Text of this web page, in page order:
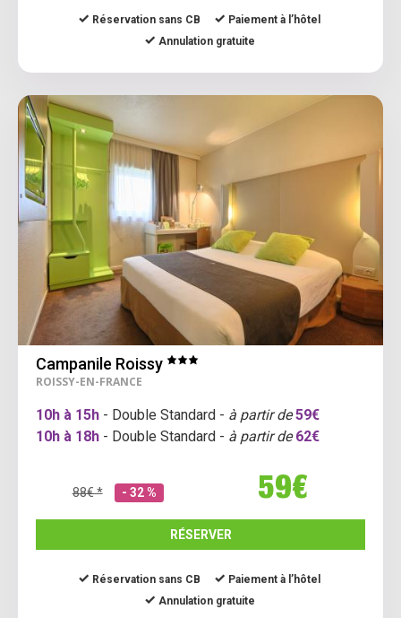
Réservation sans CB
Paiement à l’hôtel
Annulation gratuite
Campanile Roissy
ROISSY-EN-FRANCE
10h à 15h - Double Standard - à partir de 59€
10h à 18h - Double Standard - à partir de 62€
88€ * - 32 % 59€
RÉSERVER
Réservation sans CB
Paiement à l’hôtel
Annulation gratuite